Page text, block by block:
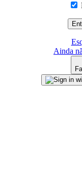
Ainda